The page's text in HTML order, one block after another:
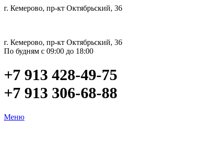
г. Кемерово, пр-кт Октябрьский, 36
г. Кемерово, пр-кт Октябрьский, 36
По будням с 09:00 до 18:00
+7 913 428-49-75
+7 913 306-68-88
Меню